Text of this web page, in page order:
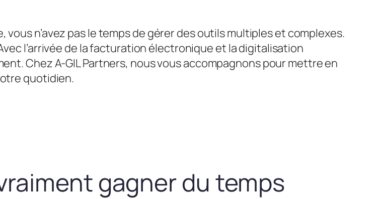
n’avez pas le temps de gérer des outils multiples et complexes.
l’arrivée de la facturation électronique et la digitalisation
Chez A-GIL Partners, nous vous accompagnons pour mettre en
quotidien.
gagner du temps